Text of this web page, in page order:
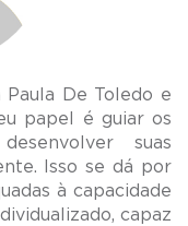
De Toledo e
papel é guiar os
suas
Isso se dá por
à capacidade
capaz